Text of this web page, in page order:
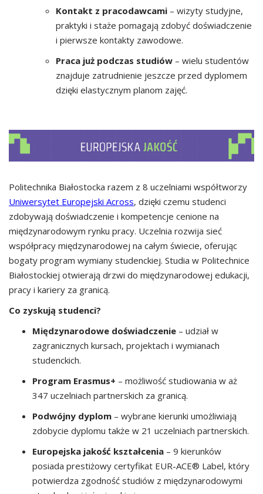
Kontakt z pracodawcami – wizyty studyjne,
praktyki i staże pomagają zdobyć doświadczenie
i pierwsze kontakty zawodowe.
Praca już podczas studiów – wielu studentów
znajduje zatrudnienie jeszcze przed dyplomem
dzięki elastycznym planom zajęć.
Politechnika Białostocka razem z 8 uczelniami współtworzy
Uniwersytet Europejski Across, dzięki czemu studenci
zdobywają doświadczenie i kompetencje cenione na
międzynarodowym rynku pracy. Uczelnia rozwija sieć
współpracy międzynarodowej na całym świecie, oferując
bogaty program wymiany studenckiej. Studia w Politechnice
Białostockiej otwierają drzwi do międzynarodowej edukacji,
pracy i kariery za granicą.
Co zyskują studenci?
Międzynarodowe doświadczenie – udział w
zagranicznych kursach, projektach i wymianach
studenckich.
Program Erasmus+ – możliwość studiowania w aż
347 uczelniach partnerskich za granicą.
Podwójny dyplom – wybrane kierunki umożliwiają
zdobycie dyplomu także w 21 uczelniach partnerskich.
Europejska jakość kształcenia – 9 kierunków
posiada prestiżowy certyfikat EUR-ACE® Label, który
potwierdza zgodność studiów z międzynarodowymi